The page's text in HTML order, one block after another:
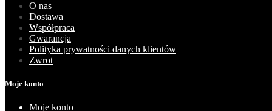
O nas
Dostawa
Współpraca
Gwarancja
Polityka prywatności danych klientów
Zwrot
Moje konto
Moje konto